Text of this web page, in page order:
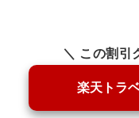
＼ この割引
楽天トラ